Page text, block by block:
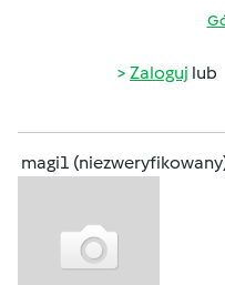
Zaloguj lub
magi1